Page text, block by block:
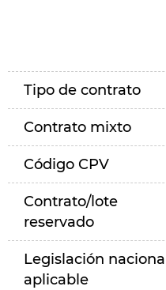
Tipo de contrato
Contrato mixto
Código CPV
Contrato/lote
reservado
Legislación nacional
aplicable